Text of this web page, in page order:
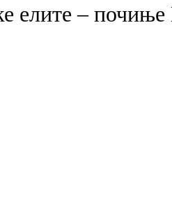
елите –